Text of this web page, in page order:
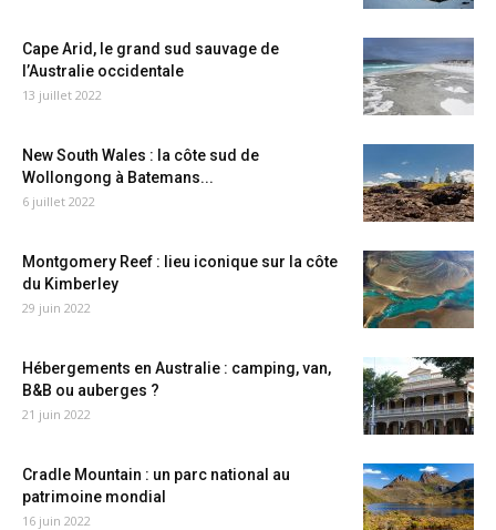
Cape Arid, le grand sud sauvage de
l’Australie occidentale
13 juillet 2022
New South Wales : la côte sud de
Wollongong à Batemans...
6 juillet 2022
Montgomery Reef : lieu iconique sur la côte
du Kimberley
29 juin 2022
Hébergements en Australie : camping, van,
B&B ou auberges ?
21 juin 2022
Cradle Mountain : un parc national au
patrimoine mondial
16 juin 2022